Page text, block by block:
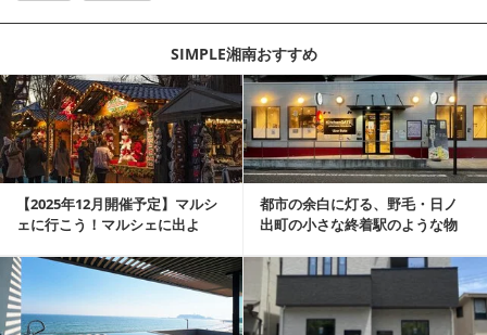
SIMPLE湘南おすすめ
【2025年12月開催予定】マルシ
ェに行こう！マルシェに出よ
都市の余白に灯る、野毛・日ノ
出町の小さな終着駅のような物
記事を読む
記事を読む